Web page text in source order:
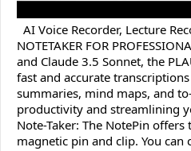
AI Voice Recorder, Lecture
NOTETAKER FOR
and Claude 3.5 Sonnet, the
fast and accurate
summaries, mind maps, and
productivity and streamlining
Note-Taker: The NotePin
magnetic pin and clip. You